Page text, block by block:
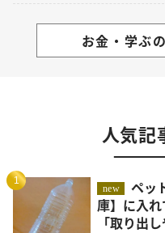
お金・学ぶ
人気記
1
new
ペットボトルを半分に切って【冷蔵
庫】に入れ
「取り出